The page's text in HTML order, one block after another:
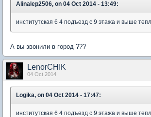
Alinalep2506, on 04 Oct 2014 - 13:49:
институтская 6 4 подъезд с 9 этажа и выше
А вы звонили в город ???
LenorCHIK
04 Oct 2014
Logika, on 04 Oct 2014 - 17:47:
институтская 6 4 подъезд с 9 этажа и выше